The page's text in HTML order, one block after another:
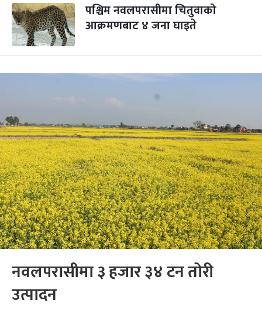
पश्चिम नवलपरासीमा चितुवाको
आक्रमणबाट ४ जना घाइते
नवलपरासीमा ३ हजार ३४ टन तोरी
उत्पादन